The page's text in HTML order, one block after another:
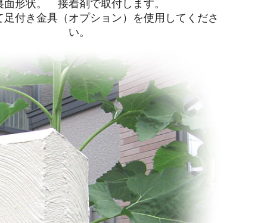
面形状。 接着剤で取付します。
足付き金具（オプション）を使用してくださ
い。